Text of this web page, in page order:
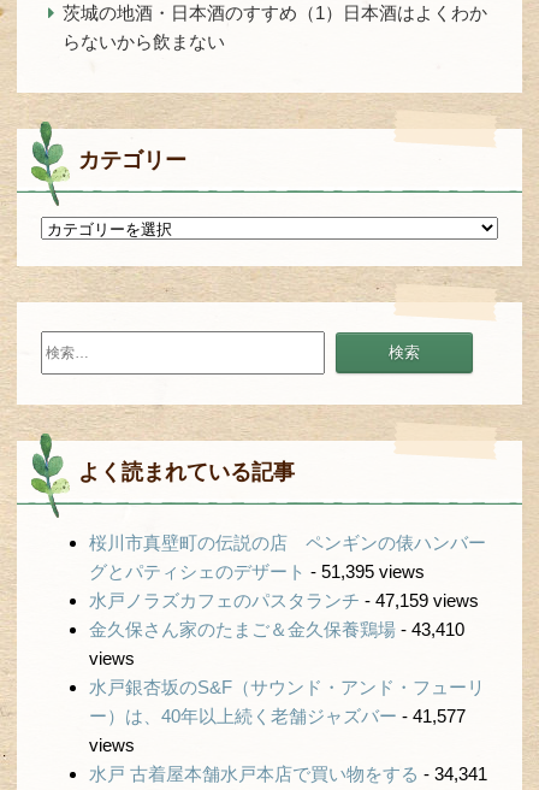
茨城の地酒・日本酒のすすめ（1）日本酒はよくわか
らないから飲まない
カテゴリー
カ
ゴ
リ
ー
索:
よく読まれている記事
桜川市真壁町の伝説の店 ペンギンの俵ハンバー
グとパティシェのデザート - 51,395 views
水戸ノラズカフェのパスタランチ - 47,159 views
金久保さん家のたまご＆金久保養鶏場 - 43,410
views
水戸銀杏坂のS&F（サウンド・アンド・フューリ
ー）は、40年以上続く老舗ジャズバー - 41,577
views
水戸 古着屋本舗水戸本店で買い物をする - 34,341